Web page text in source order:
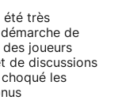
été très
de
joueurs
de discussions
les